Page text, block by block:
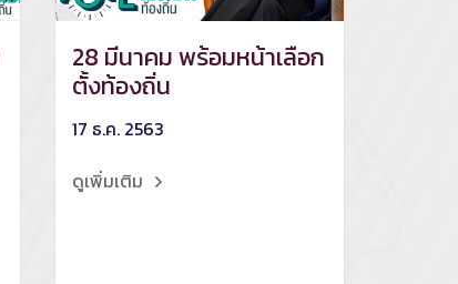
28 มีนาคม พร้อมหน้าเลือก
ตั้งท้องถิ่น
17 ธ.ค. 2563
ดูเพิ่มเติม